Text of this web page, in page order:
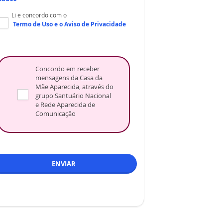
Li e concordo com o
Termo de Usoe oAviso de Privacidade
Concordo em receber
mensagens da Casa da
Mãe Aparecida, através do
grupo Santuário Nacional
e Rede Aparecida de
Comunicação
ENVIAR